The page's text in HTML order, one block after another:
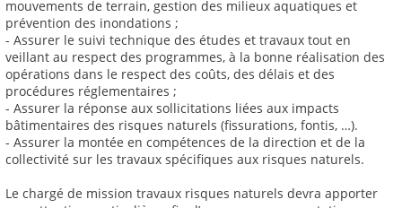
mouvements de terrain, gestion des milieux aquatiques et
prévention des inondations ;
- Assurer le suivi technique des études et travaux tout en
veillant au respect des programmes, à la bonne réalisation des
opérations dans le respect des coûts, des délais et des
procédures réglementaires ;
- Assurer la réponse aux sollicitations liées aux impacts
bâtimentaires des risques naturels (fissurations, fontis, …).
- Assurer la montée en compétences de la direction et de la
collectivité sur les travaux spécifiques aux risques naturels.
Le chargé de mission travaux risques naturels devra apporter